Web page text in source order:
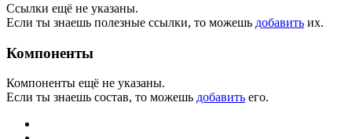
Ссылки ещё не указаны.
Если ты знаешь полезные ссылки, то можешь добавить их.
Компоненты
Компоненты ещё не указаны.
Если ты знаешь состав, то можешь добавить его.